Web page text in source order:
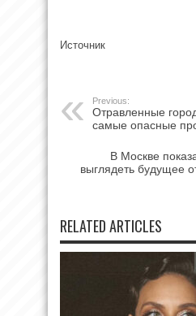
Источник
Previous:
Отравленные
самые опасные
В Москве
выглядеть будущее
RELATED ARTICLES